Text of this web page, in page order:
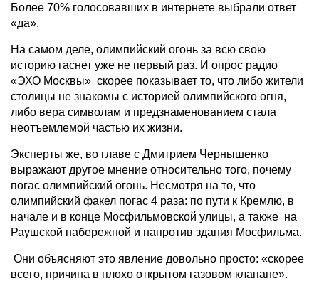
Более 70% голосовавших в интернете выбрали ответ
«да».
На самом деле, олимпийский огонь за всю свою
историю гаснет уже не первый раз. И опрос радио
«ЭХО Москвы» скорее показывает то, что либо жители
столицы не знакомы с историей олимпийского огня,
либо вера символам и предзнаменованием стала
неотъемлемой частью их жизни.
Эксперты же, во главе с Дмитрием Чернышенко
выражают другое мнение относительно того, почему
погас олимпийский огонь. Несмотря на то, что
олимпийский факел погас 4 раза: по пути к Кремлю, в
начале и в конце Мосфильмовской улицы, а также на
Раушской набережной и напротив здания Мосфильма.
Они объясняют это явление довольно просто: «скорее
всего, причина в плохо открытом газовом клапане».